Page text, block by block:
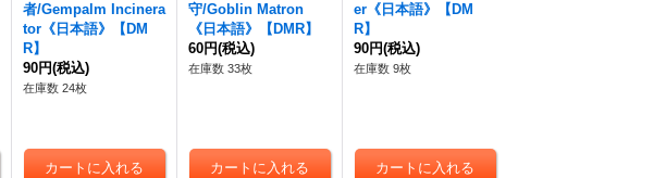
者/Gempalm Incinera
tor《日本語》【DM
R】
90円(税込)
在庫数 24枚
守/Goblin Matron
《日本語》【DMR】
60円(税込)
在庫数 33枚
er《日本語》【DM
R】
90円(税込)
在庫数 9枚